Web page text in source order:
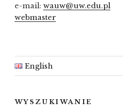
e-mail: wauw@uw.edu.pl
webmaster
English
WYSZUKIWANIE